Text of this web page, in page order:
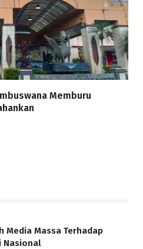
Memburu
Media Massa Terhadap
Nasional